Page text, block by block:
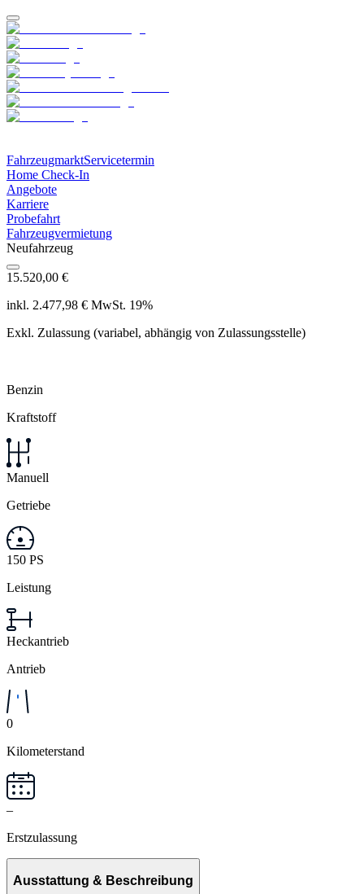
FahrzeugmarktServicetermin
Home Check-In
Angebote
Karriere
Probefahrt
Fahrzeugvermietung
Neufahrzeug
15.520,00 €
inkl. 2.477,98 € MwSt. 19%
Exkl. Zulassung (variabel, abhängig von Zulassungsstelle)
Benzin
Kraftstoff
Manuell
Getriebe
150 PS
Leistung
Heckantrieb
Antrieb
0
Kilometerstand
–
Erstzulassung
Ausstattung & Beschreibung